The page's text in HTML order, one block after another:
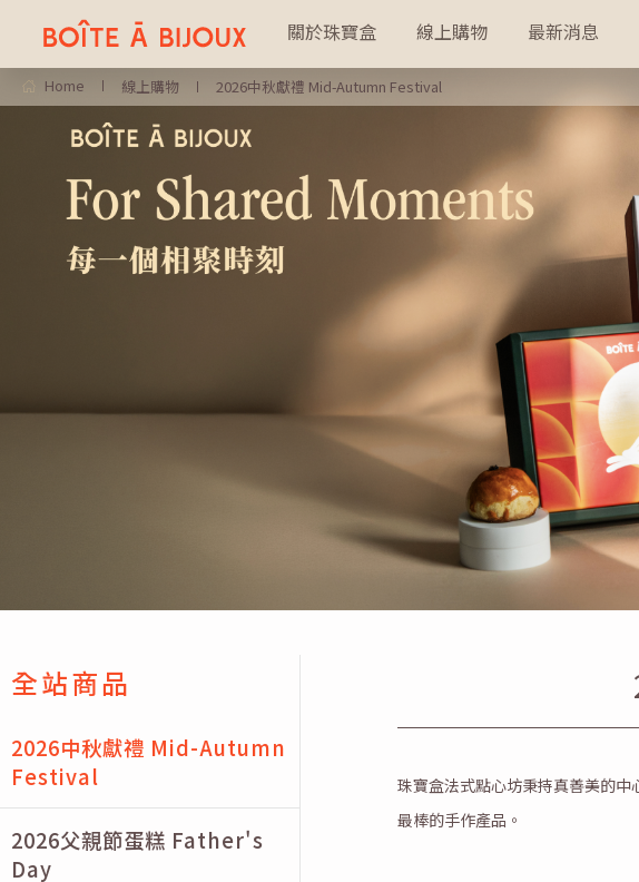
關於珠寶盒 線上購物 最新消息
Home 線上購物 2026中秋獻禮 Mid-Autumn Festival
全站商品
2026中秋獻禮 Mid-Autumn
Festival
2026父親節蛋糕 Father's
Day
珠寶盒法式點心坊秉持真善美的
最棒的手作產品。